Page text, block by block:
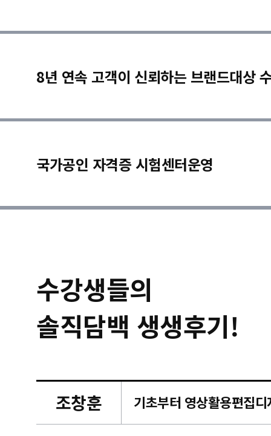
8년 연속 고객이 신뢰하는 브랜드대상
국가공인 자격증 시험센터운영
수강생들의
솔직담백 생생후기!
조창훈